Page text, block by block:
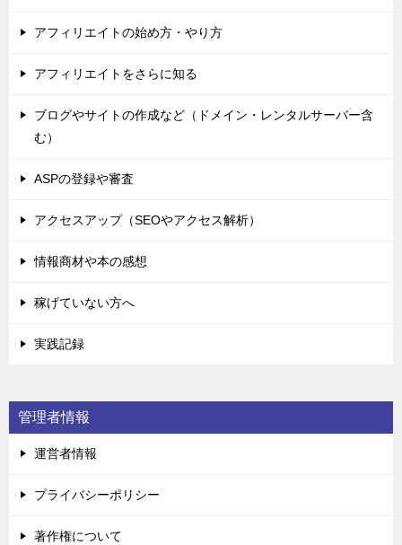
アフィリエイトの始め方・やり方
アフィリエイトをさらに知る
ブログやサイトの作成など（ドメイン・レンタルサーバー含
む）
ASPの登録や審査
アクセスアップ（SEOやアクセス解析）
情報商材や本の感想
稼げていない方へ
実践記録
管理者情報
運営者情報
プライバシーポリシー
著作権について